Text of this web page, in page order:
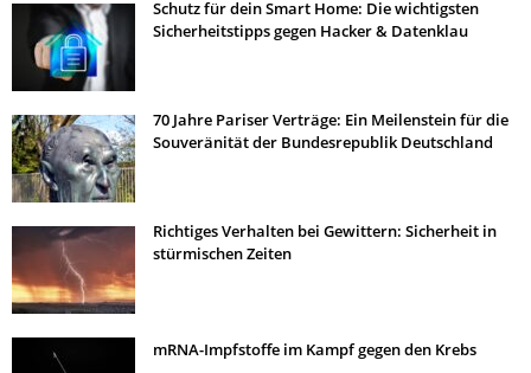
Schutz für dein Smart Home: Die wichtigsten
Sicherheitstipps gegen Hacker & Datenklau
70 Jahre Pariser Verträge: Ein Meilenstein für die
Souveränität der Bundesrepublik Deutschland
Richtiges Verhalten bei Gewittern: Sicherheit in
stürmischen Zeiten
mRNA-Impfstoffe im Kampf gegen den Krebs